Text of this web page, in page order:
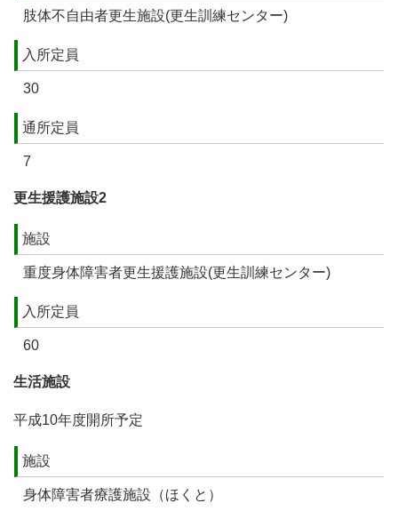
肢体不自由者更生施設(更生訓練センター)
入所定員
30
通所定員
7
更生援護施設2
施設
重度身体障害者更生援護施設(更生訓練センター)
入所定員
60
生活施設
平成10年度開所予定
施設
身体障害者療護施設（ほくと）